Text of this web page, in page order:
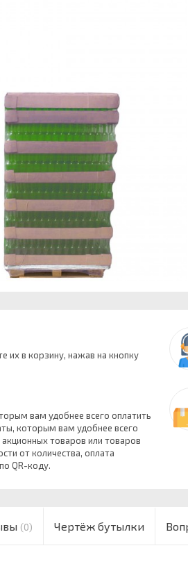
их в корзину, нажав на кнопку
вам удобнее всего оплатить
которым вам удобнее всего
товаров или товаров
от количества, оплата
QR-коду.
(0) Чертёж бутылки